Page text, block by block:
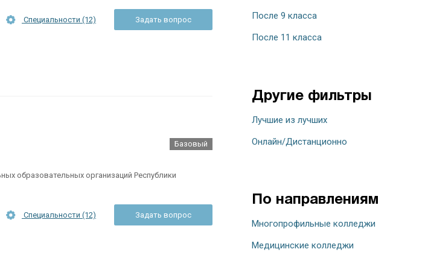
Специальности (12) Задать вопрос
Базовый
образовательных организаций Республики
Специальности (12) Задать вопрос
После 9 класса
После 11 класса
Другие фильтры
Лучшие из лучших
Онлайн/Дистанционно
По направлениям
Многопрофильные колледжи
Медицинские колледжи